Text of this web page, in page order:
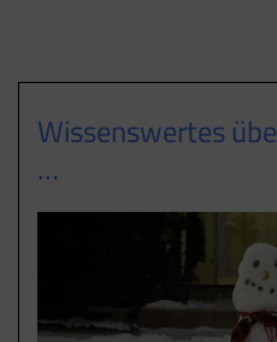
Wissenswertes
…